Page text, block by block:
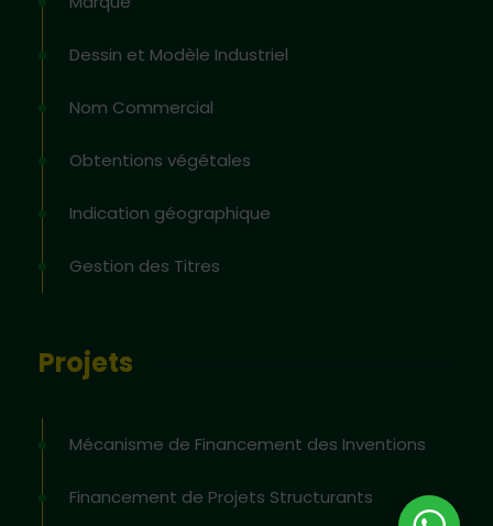
Dessin et Modèle Industriel
Nom Commercial
Obtentions végétales
Indication géographique
Gestion des Titres
Projets
Mécanisme de Financement des Inventions
Financement de Projets Structurants